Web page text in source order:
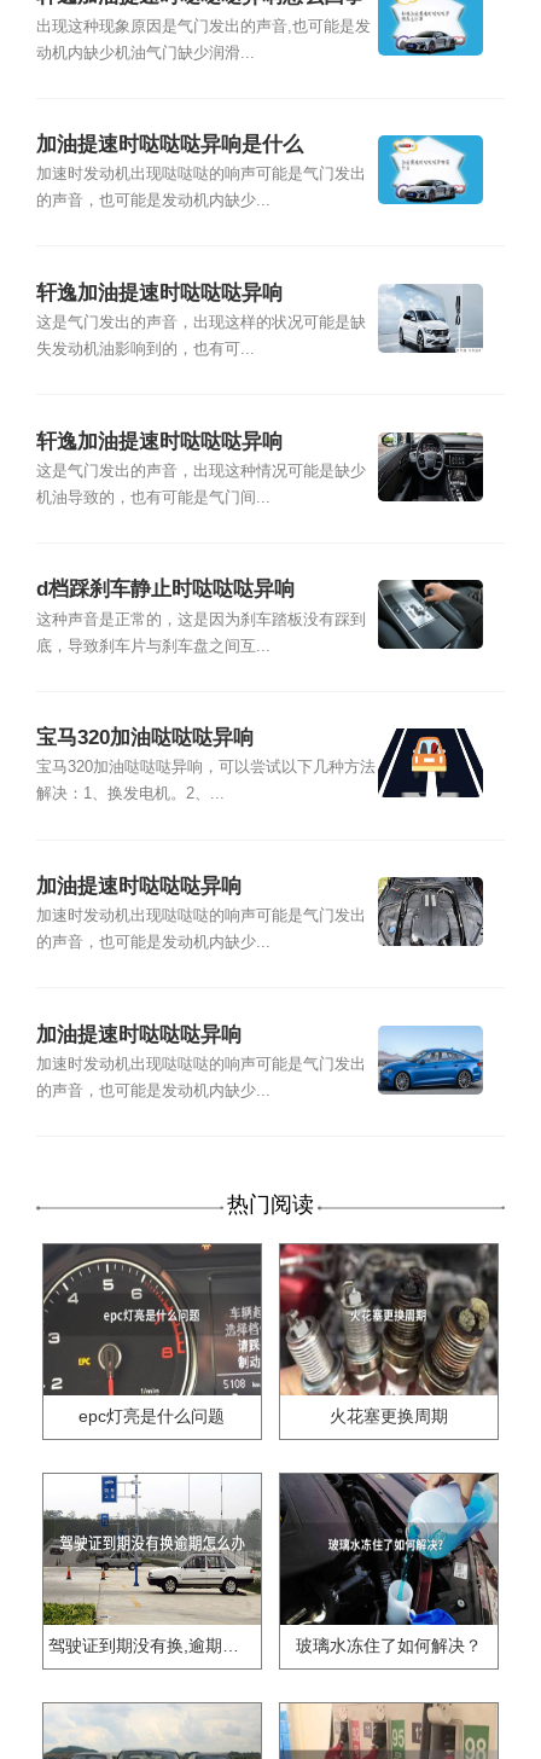
出现这种现象原因是气门发出的声音,也可能是发
动机内缺少机油气门缺少润滑...
加油提速时哒哒哒异响是什么
加速时发动机出现哒哒哒的响声可能是气门发出
的声音，也可能是发动机内缺少...
轩逸加油提速时哒哒哒异响
这是气门发出的声音，出现这样的状况可能是缺
失发动机油影响到的，也有可...
轩逸加油提速时哒哒哒异响
这是气门发出的声音，出现这种情况可能是缺少
机油导致的，也有可能是气门间...
d档踩刹车静止时哒哒哒异响
这种声音是正常的，这是因为刹车踏板没有踩到
底，导致刹车片与刹车盘之间互...
宝马320加油哒哒哒异响
宝马320加油哒哒哒异响，可以尝试以下几种方法
解决：1、换发电机。2、...
加油提速时哒哒哒异响
加速时发动机出现哒哒哒的响声可能是气门发出
的声音，也可能是发动机内缺少...
加油提速时哒哒哒异响
加速时发动机出现哒哒哒的响声可能是气门发出
的声音，也可能是发动机内缺少...
热门阅读
epc灯亮是什么问题 火花塞更换周期
驾驶证到期没有换,逾期怎么办?? 玻璃水冻住了如何解决？